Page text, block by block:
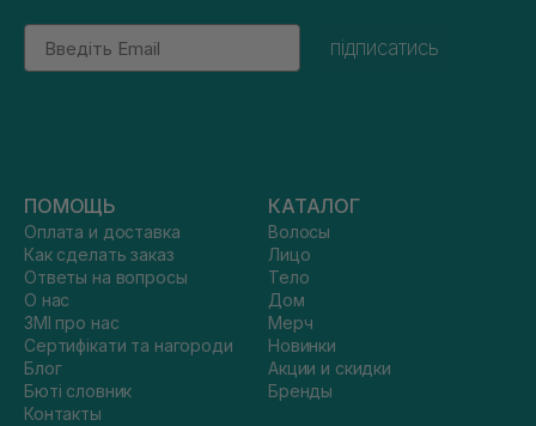
Email
підписатись
ПОМОЩЬ
Оплата и доставка
Как сделать заказ
Ответы на вопросы
О нас
ЗМІ про нас
Сертифікати та нагороди
Блог
Бюті словник
Контакты
КАТАЛОГ
Волосы
Лицо
Тело
Дом
Мерч
Новинки
Акции и скидки
Бренды